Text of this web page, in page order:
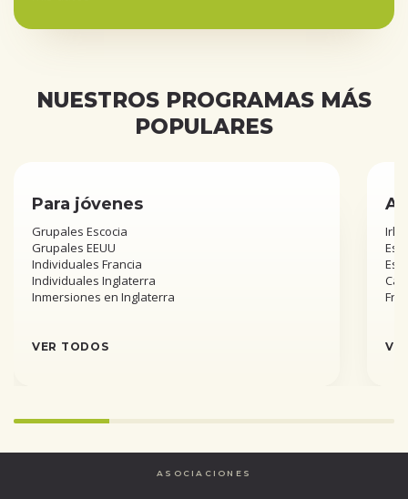
NUESTROS PROGRAMAS MÁS
POPULARES
Para jóvenes
Grupales Escocia
Grupales EEUU
Individuales Francia
Individuales Inglaterra
Inmersiones en Inglaterra
VER TODOS
Infinity%
completed
ASOCIACIONES